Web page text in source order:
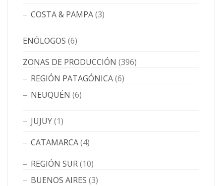
COSTA & PAMPA(3)
ENÓLOGOS (6)
ZONAS DE PRODUCCIÓN (396)
REGIÓN PATAGÓNICA(6)
NEUQUÉN (6)
JUJUY(1)
CATAMARCA(4)
REGIÓN SUR(10)
BUENOS AIRES (3)